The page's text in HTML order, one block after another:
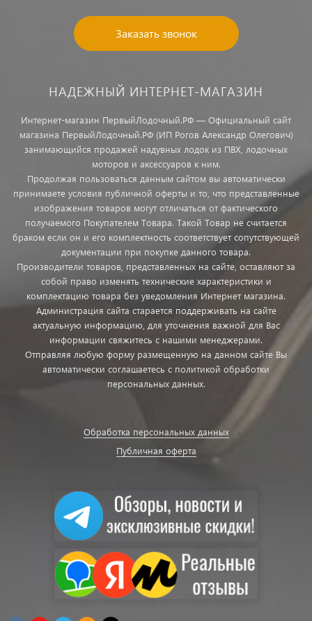
Заказать звонок
НАДЕЖНЫЙ ИНТЕРНЕТ-МАГАЗИН
Интернет-магазин ПервыйЛодочный.РФ — Официальный сайт
магазина ПервыйЛодочный.РФ (ИП Рогов Александр Олегович)
занимающийся продажей надувных лодок из ПВХ, лодочных
моторов и аксессуаров к ним.
Продолжая пользоваться данным сайтом вы автоматически
принимаете условия публичной оферты и то, что представленные
изображения товаров могут отличаться от фактического
получаемого Покупателем Товара. Такой Товар не считается
браком если он и его комплектность соответствует сопутствующей
документации при покупке данного товара.
Производители товаров, представленных на сайте, оставляют за
собой право изменять технические характеристики и
комплектацию товара без уведомления Интернет магазина.
Администрация сайта старается поддерживать на сайте
актуальную информацию, для уточнения важной для Вас
информации свяжитесь с нашими менеджерами.
Отправляя любую форму размещенную на данном сайте Вы
автоматически соглашаетесь с политикой обработки
персональных данных.
Обработка персональных данных
Публичная оферта